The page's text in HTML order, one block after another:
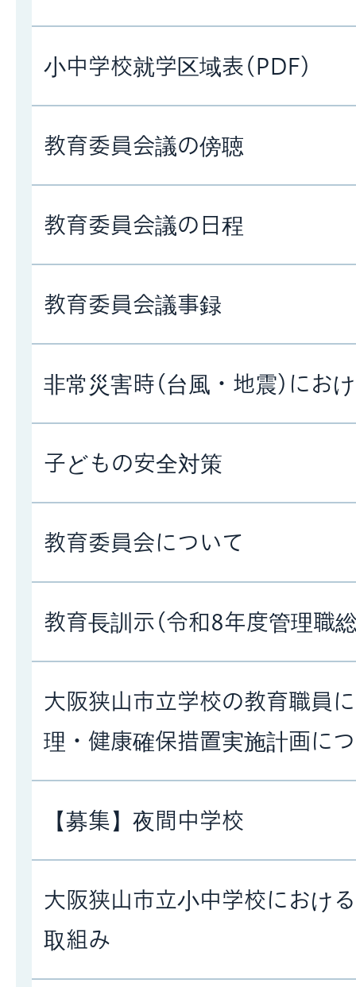
小中学校就学区域表(PDF)
教育委員会議の傍聴
教育委員会議の日程
教育委員会議事録
非常災害時(台風・地震)にお
子どもの安全対策
教育委員会について
教育長訓示(令和8年度管理職
大阪狭山市立学校の教育職員
理・健康確保措置実施計画に
【募集】夜間中学校
大阪狭山市立小中学校におけ
取組み